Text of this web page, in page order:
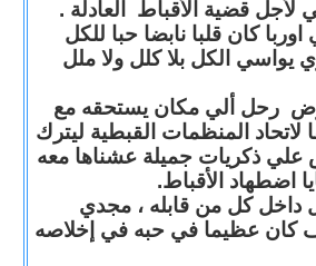
قضية الأقباط العادلة .
كان قلبا نابضا حبا للكل
يواسي الكل بلا كلل ولا ملل
رحل ألي مكان يستحقه مع
المنظمات القبطية ليترك
علي ذكريات جميلة عشناها معه
اضطهاد الأقباط.
داخل كل من قابله ، مجدي
عظيما في حبه في إخلاصه